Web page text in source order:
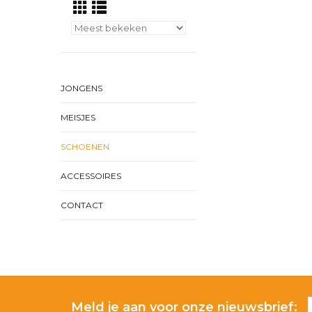
JONGENS
MEISJES
SCHOENEN
ACCESSOIRES
CONTACT
Meld je aan voor onze nieuwsbrief: